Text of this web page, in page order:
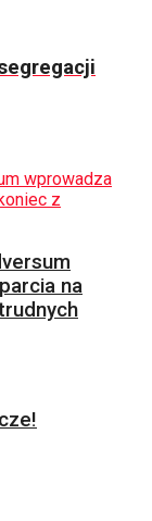
na